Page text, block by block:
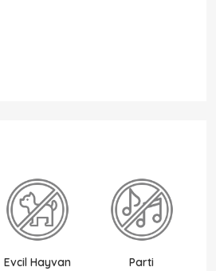
Evcil Hayvan
Parti